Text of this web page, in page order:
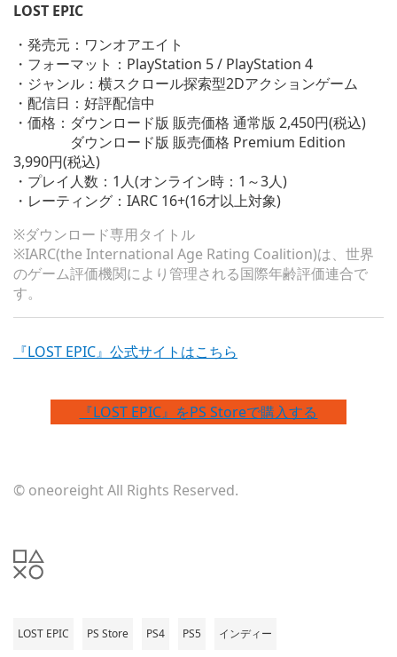
LOST EPIC
・発売元：ワンオアエイト
・フォーマット：PlayStation 5 / PlayStation 4
・ジャンル：横スクロール探索型2Dアクションゲーム
・配信日：好評配信中
・価格：ダウンロード版 販売価格 通常版 2,450円(税込)
ダウンロード版 販売価格 Premium Edition
3,990円(税込)
・プレイ人数：1人(オンライン時：1～3人)
・レーティング：IARC 16+(16才以上対象)
※ダウンロード専用タイトル
※IARC(the International Age Rating Coalition)は、世界
のゲーム評価機関により管理される国際年齢評価連合で
す。
『LOST EPIC』公式サイトはこちら
『LOST EPIC』をPS Storeで購入する
© oneoreight All Rights Reserved.
LOST EPIC PS Store PS4 PS5 インディー